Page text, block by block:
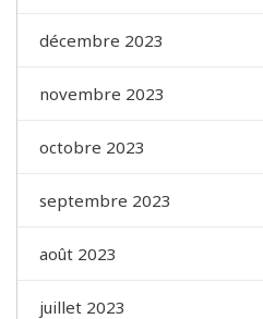
décembre 2023
novembre 2023
octobre 2023
septembre 2023
août 2023
juillet 2023